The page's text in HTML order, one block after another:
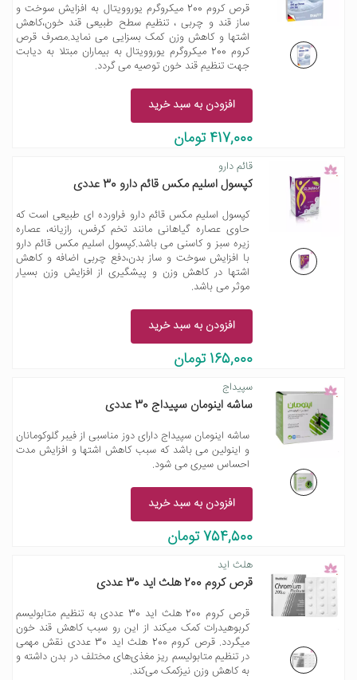
قرص کروم 200 میکروگرم یوروویتال به افزایش سوخت و
ساز قند و چربی ، تنظیم سطح طبیعی قند خون،کاهش
اشتها و کاهش وزن کمک بسزایی می نماید.مصرف قرص
کروم 200 میکروگرم یوروویتال به بیماران مبتلا به دیابت
جهت تنظیم قند خون توصیه می گردد.
افزودن به سبد خرید
417,000 تومان
قائم دارو
کپسول اسلیم مکس قائم دارو 30 عددی
کپسول اسلیم مکس قائم دارو فراورده ای طبیعی است که
حاوی عصاره گیاهانی مانند تخم کرفس، رازیانه، عصاره
زیره سبز و کاسنی می باشد.کپسول اسلیم مکس قائم دارو
با افزایش سوخت و ساز بدن،دفع چربی اضافه و کاهش
اشتها در کاهش وزن و پیشگیری از افزایش وزن بسیار
موثر می باشد.
افزودن به سبد خرید
165,000 تومان
سپیداج
ساشه اینومان سپیداج 30 عددی
ساشه اینومان سپیداج دارای دوز مناسبی از فیبر گلوکومانان
و اینولین می باشد که سبب کاهش اشتها و افزایش مدت
احساس سیری می شود.
افزودن به سبد خرید
754,500 تومان
هلث اید
قرص کروم 200 هلث اید 30 عددی
قرص کروم 200 هلث اید 30 عددی به تنظیم متابولیسم
کربوهیدرات کمک میکند از این رو سبب کاهش قند خون
میگردد. قرص کروم 200 هلث اید 30 عددی نقش مهمی
در تنظیم متابولیسم ریز مغذی‌های مختلف در بدن داشته و
به کاهش وزن نیزکمک می‌کند.